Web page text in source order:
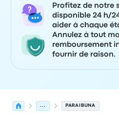
Profitez de notre
disponible 24 h/
aider à chaque
Annulez à tout
remboursement
fournir de raison.
... PARAIBUNA